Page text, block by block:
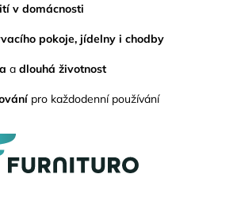
v domácnosti
pokoje, jídelny i chodby
a dlouhá životnost
pro každodenní používání